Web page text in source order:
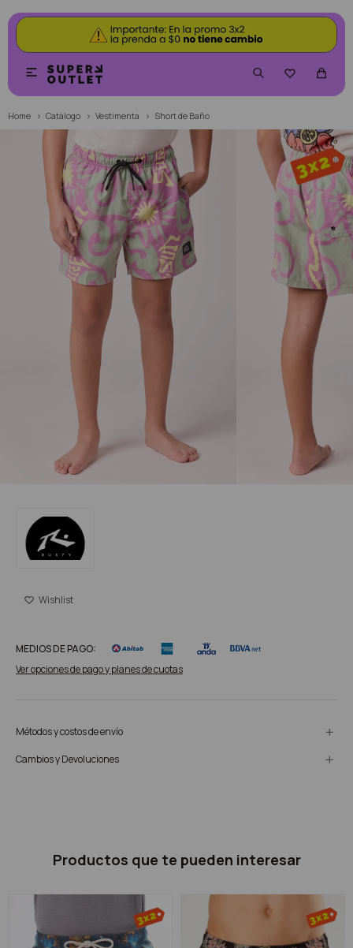


Home Catálogo Vestimenta Short de Baño
MEDIOS DE PAGO:
Ver opciones de pago y planes de cuotas
Métodos y costos de envío
Cambios y Devoluciones
Productos que te pueden interesar